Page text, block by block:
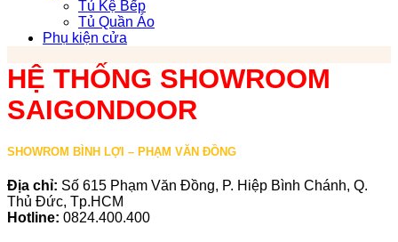
Tủ Kệ Bếp
Tủ Quần Áo
Phụ kiện cửa
HỆ THỐNG SHOWROOM
SAIGONDOOR
SHOWROM BÌNH LỢI – PHẠM VĂN ĐỒNG
Địa chỉ: Số 615 Phạm Văn Đồng, P. Hiệp Bình Chánh, Q.
Thủ Đức, Tp.HCM
Hotline: 0824.400.400